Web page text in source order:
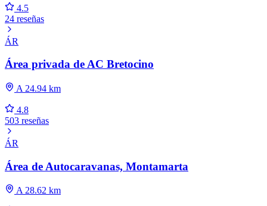
4.5
24 reseñas
ÁR
Área privada de AC Bretocino
A 24.94 km
4.8
503 reseñas
ÁR
Área de Autocaravanas, Montamarta
A 28.62 km